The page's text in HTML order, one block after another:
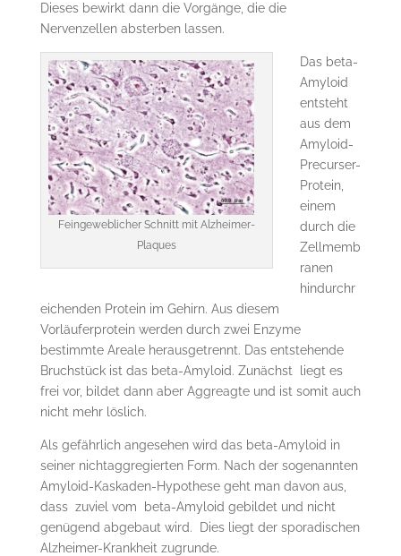
Dieses bewirkt dann die Vorgänge, die die
Nervenzellen absterben lassen.
Feingeweblicher Schnitt mit Alzheimer-
Plaques
Das beta-
Amyloid
entsteht
aus dem
Amyloid-
Precurser-
Protein,
einem
durch die
Zellmemb
ranen
hindurchr
eichenden Protein im Gehirn. Aus diesem
Vorläuferprotein werden durch zwei Enzyme
bestimmte Areale herausgetrennt. Das entstehende
Bruchstück ist das beta-Amyloid. Zunächst liegt es
frei vor, bildet dann aber Aggreagte und ist somit auch
nicht mehr löslich.
Als gefährlich angesehen wird das beta-Amyloid in
seiner nichtaggregierten Form. Nach der sogenannten
Amyloid-Kaskaden-Hypothese geht man davon aus,
dass zuviel vom beta-Amyloid gebildet und nicht
genügend abgebaut wird. Dies liegt der sporadischen
Alzheimer-Krankheit zugrunde.